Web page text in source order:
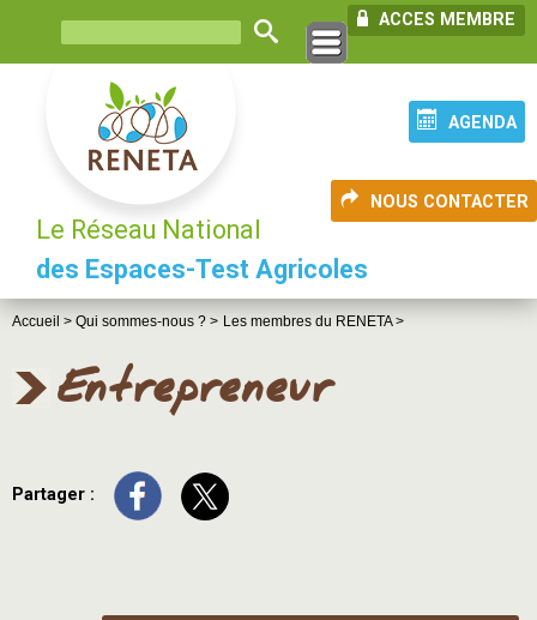
ACCES MEMBRE
AGENDA
NOUS CONTACTER
Le Réseau National
des Espaces-Test Agricoles
Accueil > Qui sommes-nous ? > Les membres du RENETA >
Entrepreneur
Partager :